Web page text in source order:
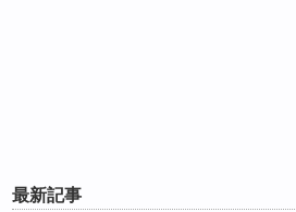
最新記事